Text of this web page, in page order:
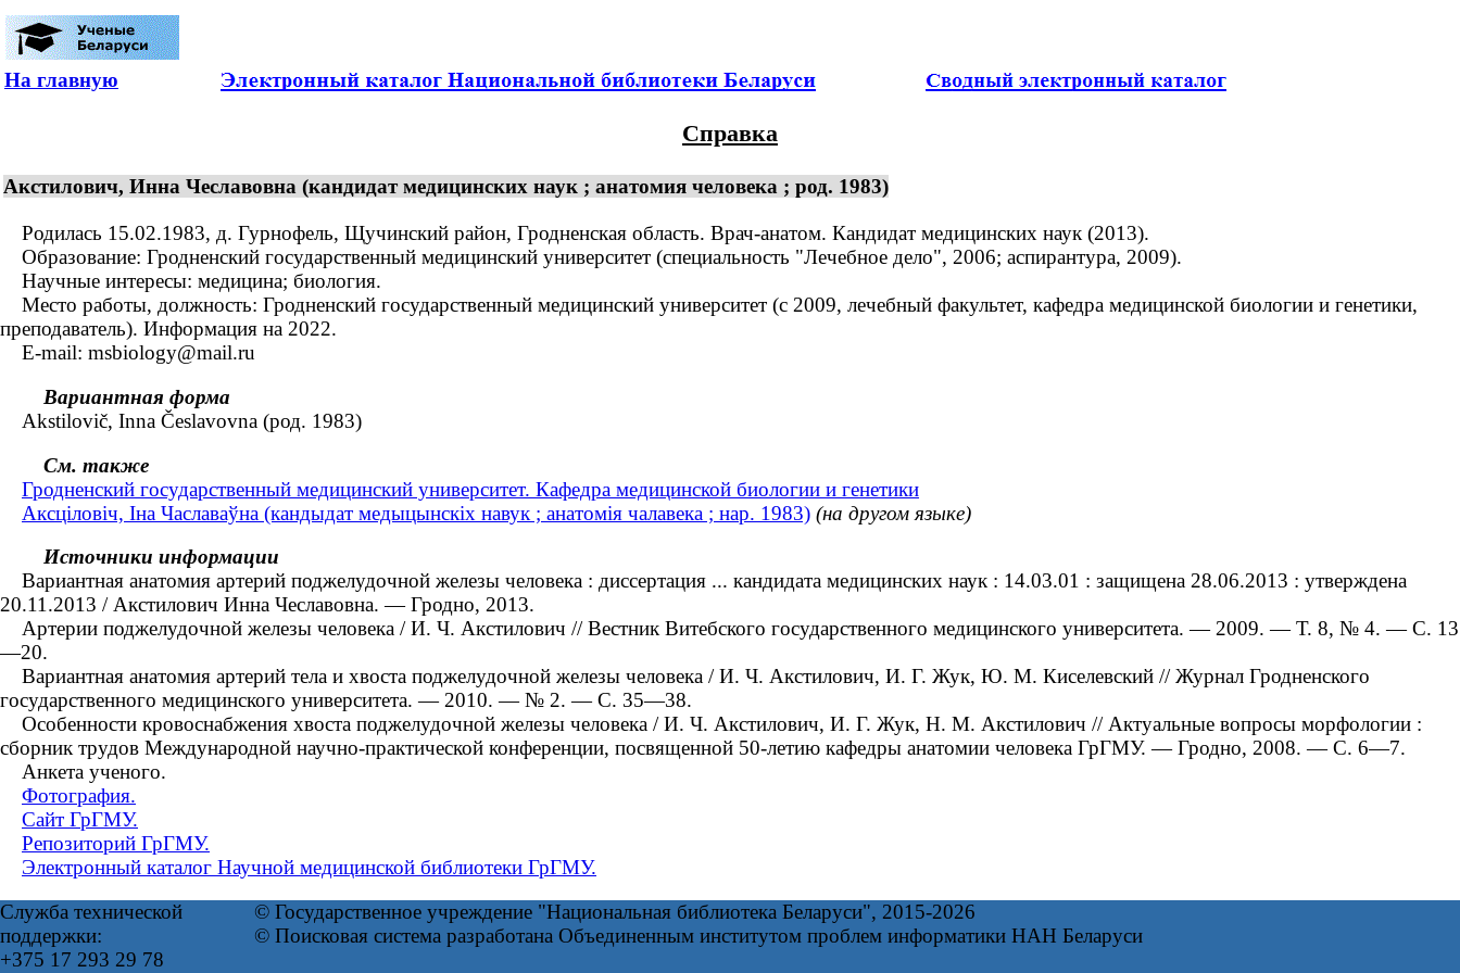
На главную
Справка
Акстилович, Инна Чеславовна (кандидат медицинских наук ; анатомия человека ; род. 1983)
Родилась 15.02.1983, д. Гурнофель, Щучинский район, Гродненская область. Врач-анатом. Кандидат медицинских наук (2013).
Образование: Гродненский государственный медицинский университет (специальность "Лечебное дело", 2006; аспирантура, 2009).
Научные интересы: медицина; биология.
Место работы, должность: Гродненский государственный медицинский университет (с 2009, лечебный факультет, кафедра медицинской биологии и генетики,
преподаватель). Информация на 2022.
E-mail: msbiology@mail.ru
Вариантная форма
Akstilovič, Inna Česlavovna (род. 1983)
См. также
Гродненский государственный медицинский университет. Кафедра медицинской биологии и генетики
Аксціловіч, Іна Чаславаўна (кандыдат медыцынскіх навук ; анатомія чалавека ; нар. 1983) (на другом языке)
Источники информации
Вариантная анатомия артерий поджелудочной железы человека : диссертация ... кандидата медицинских наук : 14.03.01 : защищена 28.06.2013 : утверждена
20.11.2013 / Акстилович Инна Чеславовна. — Гродно, 2013.
Артерии поджелудочной железы человека / И. Ч. Акстилович // Вестник Витебского государственного медицинского университета. — 2009. — Т. 8, № 4. — С. 13
—20.
Вариантная анатомия артерий тела и хвоста поджелудочной железы человека / И. Ч. Акстилович, И. Г. Жук, Ю. М. Киселевский // Журнал Гродненского
государственного медицинского университета. — 2010. — № 2. — С. 35—38.
Особенности кровоснабжения хвоста поджелудочной железы человека / И. Ч. Акстилович, И. Г. Жук, Н. М. Акстилович // Актуальные вопросы морфологии :
сборник трудов Международной научно-практической конференции, посвященной 50-летию кафедры анатомии человека ГрГМУ. — Гродно, 2008. — С. 6—7.
Анкета ученого.
Фотография.
Сайт ГрГМУ.
Репозиторий ГрГМУ.
Электронный каталог Научной медицинской библиотеки ГрГМУ.
Служба технической
поддержки:
+375 17 293 29 78
© Государственное учреждение "Национальная библиотека Беларуси", 2015-2026
© Поисковая система разработана Объединенным институтом проблем информатики НАН Беларуси